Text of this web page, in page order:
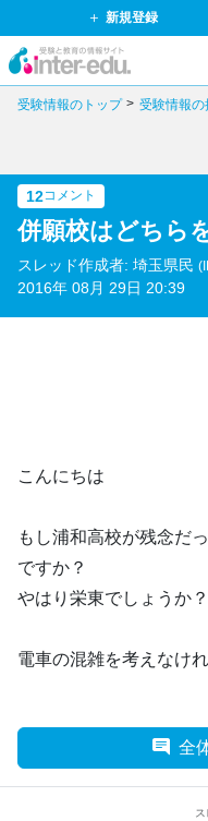
新規登録
受験情報のトップ 受験情報の
12コメント
併願校はどちら
スレッド作成者: 埼玉県民
2016年 08月 29日 20:39
こんにちは
もし浦和高校が残念だ
ですか？
やはり栄東でしょうか
電車の混雑を考えなけ
全